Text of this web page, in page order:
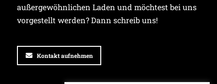
außergewöhnlichen Laden und möchtest bei uns
vorgestellt werden? Dann schreib uns!
Kontakt aufnehmen